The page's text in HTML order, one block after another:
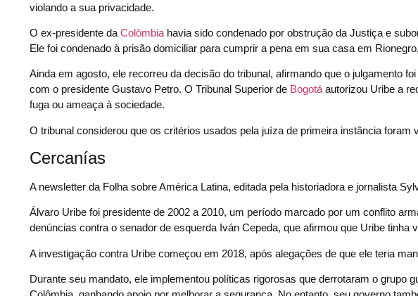
violando a sua privacidade.
O ex-presidente da Colômbia havia sido condenado por obstrução da Justiça e
Ele foi condenado à prisão domiciliar para cumprir a pena em sua casa em
Ainda em agosto, ele recorreu da decisão do tribunal, afirmando que o julgamento
com o presidente Gustavo Petro. O Tribunal Superior de Bogotá autorizou Uribe a
fuga ou ameaça à sociedade.
O tribunal considerou que os critérios usados pela juíza de primeira instância foram
Cercanías
A newsletter da Folha sobre América Latina, editada pela historiadora e jornalista
Álvaro Uribe foi presidente de 2002 a 2010, um período marcado por um conflito
denúncias contra o senador de esquerda Iván Cepeda, que afirmou que Uribe tinha
A investigação contra Uribe começou em 2018, após alegações de que ele teria
Durante seu mandato, ele implementou políticas rigorosas que derrotaram o grupo